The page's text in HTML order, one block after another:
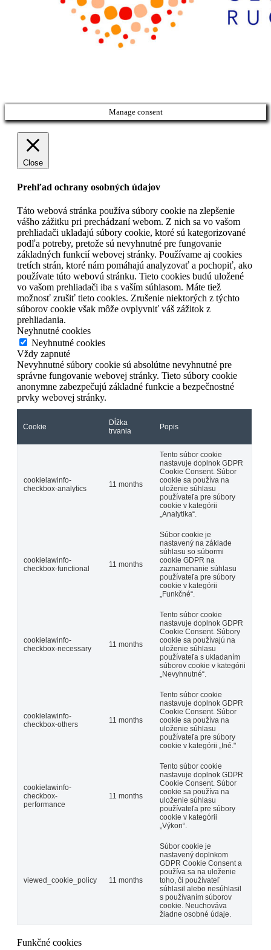
Manage consent
Close
Prehľad ochrany osobných údajov
Táto webová stránka používa súbory cookie na zlepšenie
vášho zážitku pri prechádzaní webom. Z nich sa vo vašom
prehliadači ukladajú súbory cookie, ktoré sú kategorizované
podľa potreby, pretože sú nevyhnutné pre fungovanie
základných funkcií webovej stránky. Používame aj cookies
tretích strán, ktoré nám pomáhajú analyzovať a pochopiť, ako
používate túto webovú stránku. Tieto cookies budú uložené
vo vašom prehliadači iba s vaším súhlasom. Máte tiež
možnosť zrušiť tieto cookies. Zrušenie niektorých z týchto
súborov cookie však môže ovplyvniť váš zážitok z
prehliadania.
Neyhnutné cookies
Neyhnutné cookies
Vždy zapnuté
Nevyhnutné súbory cookie sú absolútne nevyhnutné pre
správne fungovanie webovej stránky. Tieto súbory cookie
anonymne zabezpečujú základné funkcie a bezpečnostné
prvky webovej stránky.
Cookie
Dĺžka
trvania
Popis
cookielawinfo-
checkbox-analytics
11 months
Tento súbor cookie
nastavuje doplnok GDPR
Cookie Consent. Súbor
cookie sa používa na
uloženie súhlasu
používateľa pre súbory
cookie v kategórii
„Analytika“.
cookielawinfo-
checkbox-functional
11 months
Súbor cookie je
nastavený na základe
súhlasu so súbormi
cookie GDPR na
zaznamenanie súhlasu
používateľa pre súbory
cookie v kategórii
„Funkčné“.
cookielawinfo-
checkbox-necessary
11 months
Tento súbor cookie
nastavuje doplnok GDPR
Cookie Consent. Súbory
cookie sa používajú na
uloženie súhlasu
používateľa s ukladaním
súborov cookie v kategórii
„Nevyhnutné“.
cookielawinfo-
checkbox-others
11 months
Tento súbor cookie
nastavuje doplnok GDPR
Cookie Consent. Súbor
cookie sa používa na
uloženie súhlasu
používateľa pre súbory
cookie v kategórii „Iné."
cookielawinfo-
checkbox-
performance
11 months
Tento súbor cookie
nastavuje doplnok GDPR
Cookie Consent. Súbor
cookie sa používa na
uloženie súhlasu
používateľa pre súbory
cookie v kategórii
„Výkon“.
viewed_cookie_policy 11 months
Súbor cookie je
nastavený doplnkom
GDPR Cookie Consent a
používa sa na uloženie
toho, či používateľ
súhlasil alebo nesúhlasil
s používaním súborov
cookie. Neuchováva
žiadne osobné údaje.
Funkčné cookies